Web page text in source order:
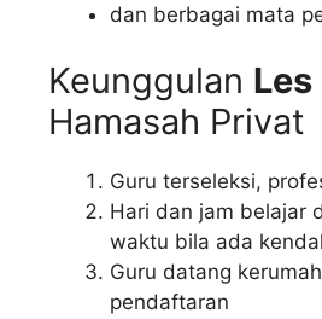
dan berbagai mata
Keunggulan
Hamasah Privat
Guru terseleksi,
Hari dan jam belajar
waktu bila ada
Guru datang
pendaftaran